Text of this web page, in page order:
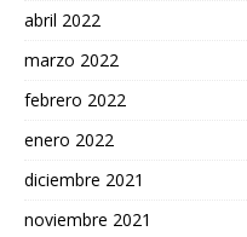
abril 2022
marzo 2022
febrero 2022
enero 2022
diciembre 2021
noviembre 2021